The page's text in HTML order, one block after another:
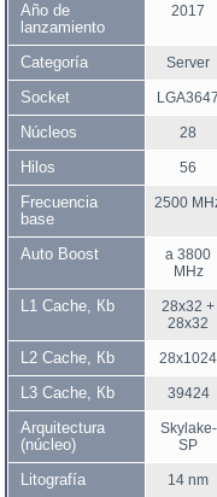
Año de
lanzamiento
2017
Categoría Server
Socket LGA3647
Núcleos 28
Hilos 56
Frecuencia
base
2500
Auto Boost
a 3800
MHz
L1 Cache, Кb
28x32 +
28x32
L2 Cache, Кb 28x1024
L3 Cache, Кb 39424
Arquitectura
(núcleo)
Skylake-
SP
Litografía 14 nm